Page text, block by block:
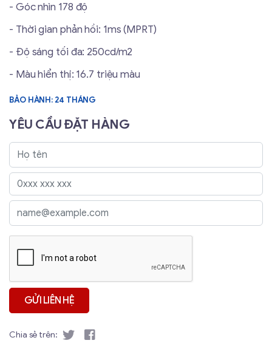
- Góc nhìn 178 độ
- Thời gian phản hồi: 1ms (MPRT)
- Độ sáng tối đa: 250cd/m2
- Màu hiển thị: 16.7 triệu màu
BẢO HÀNH: 24 THÁNG
YÊU CẦU ĐẶT HÀNG
Chia sẻ trên: